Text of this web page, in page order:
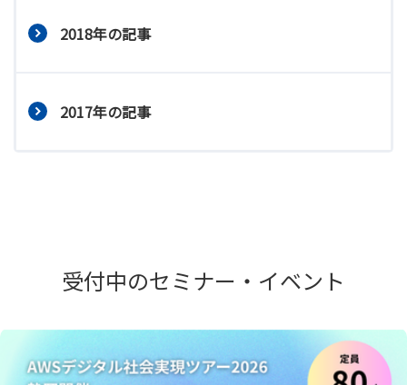
2018年の記事
2017年の記事
受付中のセミナー・イベント